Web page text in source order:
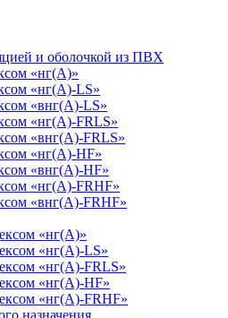
и оболочкой из ПВХ
«нг(А)»
«нг(А)-LS»
«внг(А)-LS»
«нг(А)-FRLS»
«внг(А)-FRLS»
«нг(А)-HF»
«внг(А)-HF»
«нг(А)-FRHF»
«внг(А)-FRHF»
«нг(А)»
«нг(А)-LS»
«нг(А)-FRLS»
«нг(А)-HF»
«нг(А)-FRHF»